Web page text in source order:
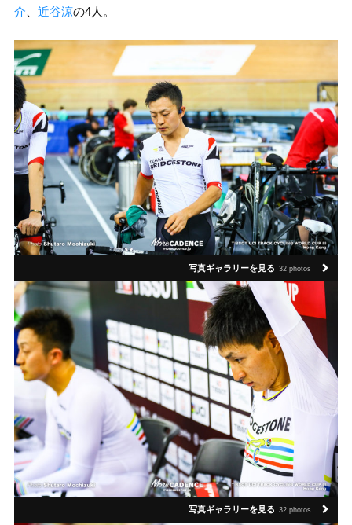
介
近谷涼の4人。
写真ギャラリーを見る 32 photos
写真ギャラリーを見る 32 photos